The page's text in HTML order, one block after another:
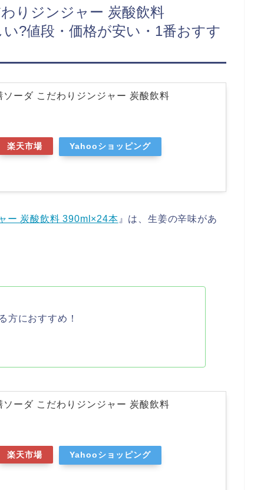
りジンジャー 炭酸飲料
?値段・価格が安い・1番おすす
ソーダ こだわりジンジャー 炭酸飲料
楽天市場 Yahooショッピング
ー 炭酸飲料 390ml×24本』は、生姜の辛味があ
方におすすめ！
ソーダ こだわりジンジャー 炭酸飲料
楽天市場 Yahooショッピング